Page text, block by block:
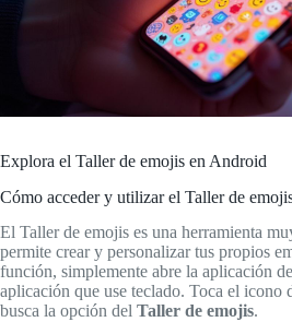
Explora el Taller de emojis en Android
Cómo acceder y utilizar el Taller de
El Taller de emojis es una herramienta
permite crear y personalizar tus propios
función, simplemente abre la aplicación
aplicación que use teclado. Toca el icono
busca la opción del Taller de emojis.